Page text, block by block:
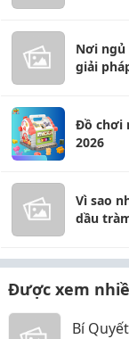
Nơi
giải
Đồ chơi
2026
Vì sao
dầu
Được xem
Bí